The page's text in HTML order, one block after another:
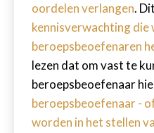
oordelen verlangen.
kennisverwachting die
beroepsbeoefenaren
lezen dat om vast te
beroepsbeoefenaar
beroepsbeoefenaar -
worden in het stellen